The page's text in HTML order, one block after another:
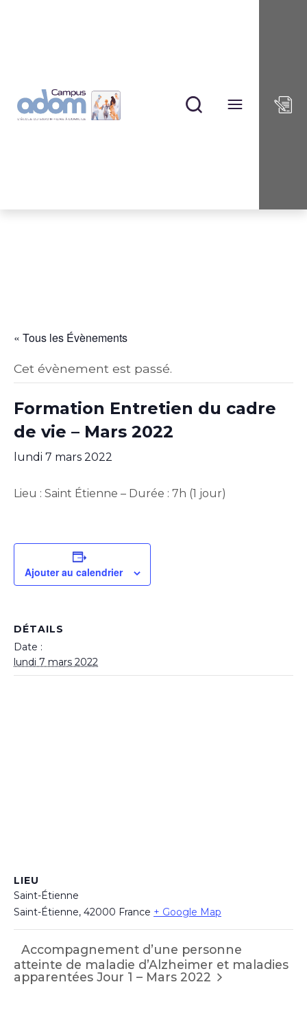
« Tous les Évènements
Cet évènement est passé.
Formation Entretien du cadre
de vie – Mars 2022
lundi 7 mars 2022
Lieu : Saint Étienne – Durée : 7h (1 jour)
Ajouter au calendrier
DÉTAILS
Date :
lundi 7 mars 2022
LIEU
Saint-Étienne
Saint-Étienne, 42000 France + Google Map
Accompagnement d’une personne
atteinte de maladie d’Alzheimer et maladies
apparentées Jour 1 – Mars 2022